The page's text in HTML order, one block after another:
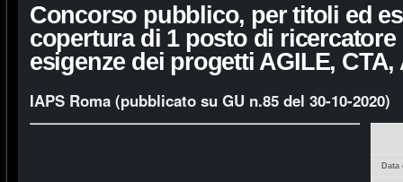
Concorso pubblico, per titoli ed
copertura di 1 posto di ricercatore
esigenze dei progetti AGILE, CTA,
IAPS Roma (pubblicato su GU n.85 del 30-10-2020)